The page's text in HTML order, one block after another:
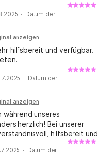
· Datum der
anzeigen
hilfsbereit und verfügbar.
· Datum der
anzeigen
während unseres
herzlich! Bei unserer
hilfsbereit und
Wir waren begeistert und
wiederholen!
· Datum der